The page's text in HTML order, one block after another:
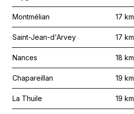
Montmélian 17 km
Saint-Jean-d'Arvey 17 km
Nances 18 km
Chapareillan 19 km
La Thuile 19 km